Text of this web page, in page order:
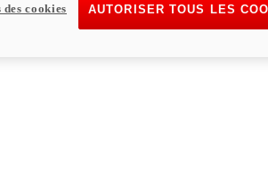
AUTORISER TOUS LES
cookies